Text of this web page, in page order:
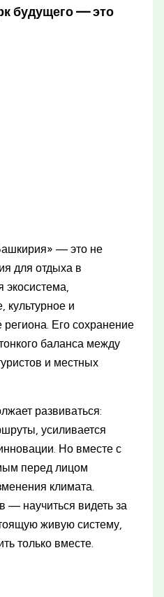
будущего — это
— это не
для отдыха в
культурное и
региона. Его сохранение
баланса между
и местных
развиваться:
усиливается
Но вместе с
перед лицом
климата.
— научиться видеть за
живую систему,
только вместе.